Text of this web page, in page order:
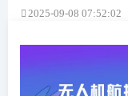
2025-09-08 07:52:02